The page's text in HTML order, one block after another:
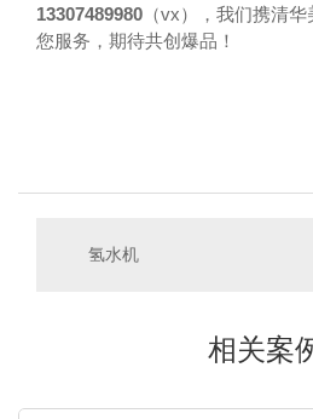
13307489980 （vx），我们携清
您服务，期待共创爆品！
氢水机
相关案